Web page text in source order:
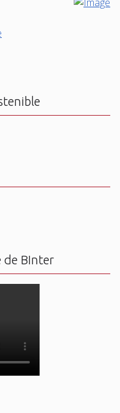
de BInter